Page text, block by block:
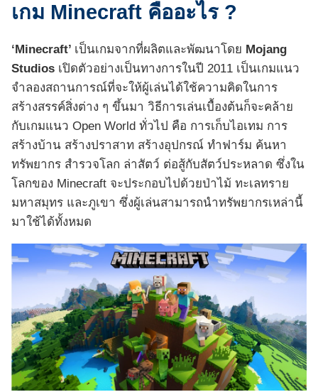
เกม Minecraft คืออะไร ?
‘Minecraft’ เป็นเกมจากที่ผลิตและพัฒนาโดย Mojang
Studios เปิดตัวอย่างเป็นทางการในปี 2011 เป็นเกมแนว
จำลองสถานการณ์ที่จะให้ผู้เล่นได้ใช้ความคิดในการ
สร้างสรรค์สิ่งต่าง ๆ ขึ้นมา วิธีการเล่นเบื้องต้นก็จะคล้าย
กับเกมแนว Open World ทั่วไป คือ การเก็บไอเทม การ
สร้างบ้าน สร้างปราสาท สร้างอุปกรณ์ ทำฟาร์ม ค้นหา
ทรัพยากร สำรวจโลก ล่าสัตว์ ต่อสู้กับสัตว์ประหลาด ซึ่งใน
โลกของ Minecraft จะประกอบไปด้วยป่าไม้ ทะเลทราย
มหาสมุทร และภูเขา ซึ่งผู้เล่นสามารถนำทรัพยากรเหล่านี้
มาใช้ได้ทั้งหมด